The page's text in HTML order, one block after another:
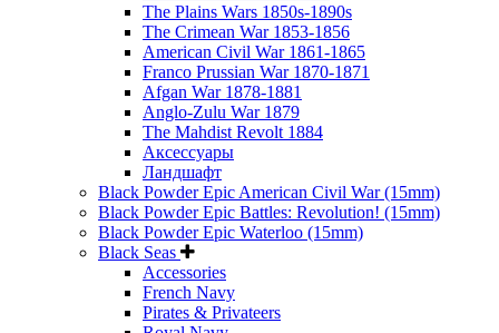
The Plains Wars 1850s-1890s
The Crimean War 1853-1856
American Civil War 1861-1865
Franco Prussian War 1870-1871
Afgan War 1878-1881
Anglo-Zulu War 1879
The Mahdist Revolt 1884
Аксессуары
Ландшафт
Black Powder Epic American Civil War (15mm)
Black Powder Epic Battles: Revolution! (15mm)
Black Powder Epic Waterloo (15mm)
Black Seas
Accessories
French Navy
Pirates & Privateers